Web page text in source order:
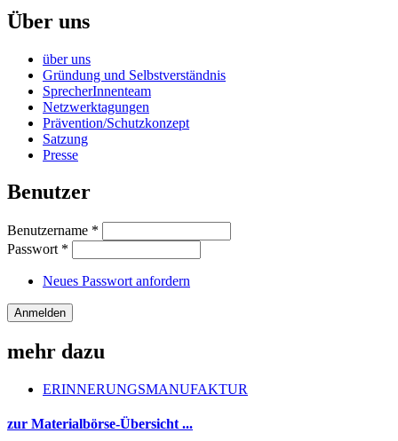
Über uns
über uns
Gründung und Selbstverständnis
SprecherInnenteam
Netzwerktagungen
Prävention/Schutzkonzept
Satzung
Presse
Benutzer
Benutzername *
Passwort *
Neues Passwort anfordern
mehr dazu
ERINNERUNGSMANUFAKTUR
zur Materialbörse-Übersicht ...